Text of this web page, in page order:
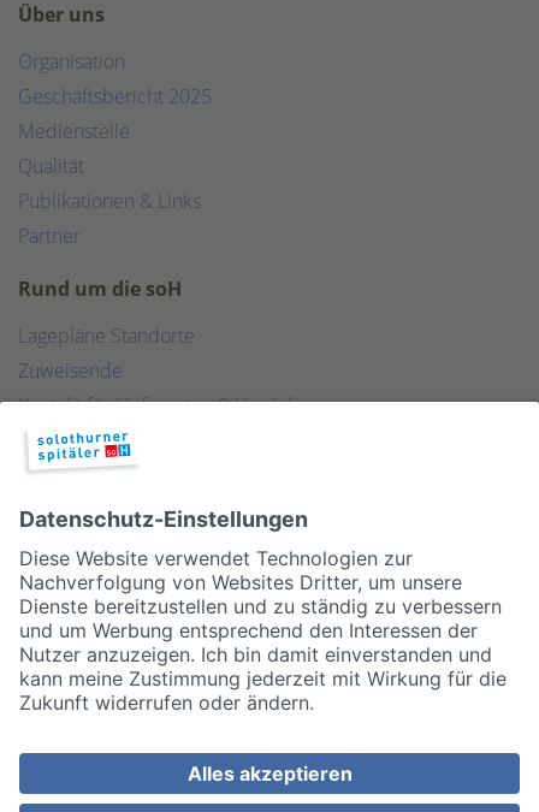
Über uns
Organisation
Geschäftsbericht 2025
Medienstelle
Qualität
Publikationen & Links
Partner
Rund um die soH
Lagepläne Standorte
Zuweisende
Kontakt für Lieferanten & Versicherungen
Zentralwäscherei
HEBSORG
Spital Club
Disclaimer/Datenschutz